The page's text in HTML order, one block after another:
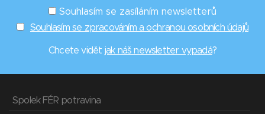
Souhlasím se zasíláním newsletterů
Souhlasím se zpracováním a ochranou osobních údajů
Chcete vidět jak náš newsletter vypadá?
Spolek FÉR potravina